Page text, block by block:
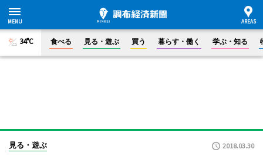
34°C 食べる 見る・遊ぶ 買う 暮らす・働く 学ぶ・知る
見る・遊ぶ 2018.03.30